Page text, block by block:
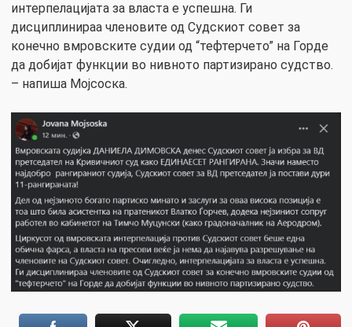
интерпелацијата за власта е успешна. Ги
дисциплинираа членовите од Судскиот совет за
конечно вмровските судии од “тефтерчето” на Горде
да добијат функции во нивното партизирано судство.
– напиша Мојсоска.